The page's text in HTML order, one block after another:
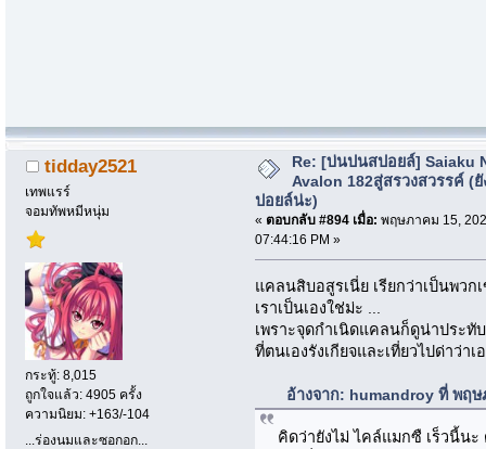
tidday2521
เทพแรร์
จอมทัพหมีหนุ่ม
กระทู้: 8,015
ถูกใจแล้ว: 4905 ครั้ง
ความนิยม: +163/-104
...ร่องนมและซอกอก...
Re: [บ่นปนสปอยล์] Saiaku
Avalon 182สู่สรวงสวรรค์ (ยั
ปอยล์น่ะ)
« ตอบกลับ #894 เมื่อ: พฤษภาคม 15,
07:44:16 PM »
แคลนสิบอสูรเนี่ย เรียกว่าเป็นพวก
เราเป็นเองใช่ม่ะ ...
เพราะจุดกำเนิดแคลนก็ดูน่าประทั
ที่ตนเองรังเกียจและเที่ยวไปด่าว่าเ
อ้างจาก: humandroy ที่ พฤษ
คิดว่ายังไม่ ไคล์แมกซื เร็วนี้นะ